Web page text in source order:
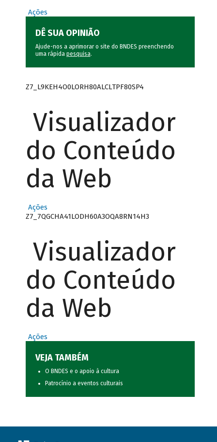
Ações
DÊ SUA OPINIÃO
Ajude-nos a aprimorar o site do BNDES preenchendo
uma rápida pesquisa.
Z7_L9KEH4O0LORH80ALCLTPF80SP4
Visualizador
do Conteúdo
da Web
Ações
Z7_7QGCHA41LODH60A3OQA8RN14H3
Visualizador
do Conteúdo
da Web
Ações
VEJA TAMBÉM
O BNDES e o apoio à cultura
Patrocínio a eventos culturais